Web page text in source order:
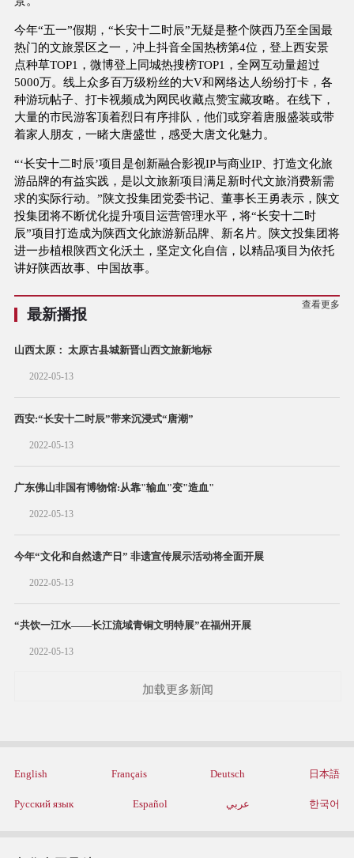
今年“五一”假期，“长安十二时辰”无疑是整个陕西乃至全国最
热门的文旅景区之一，冲上抖音全国热榜第4位，登上西安景
点种草TOP1，微博登上同城热搜榜TOP1，全网互动量超过
5000万。线上众多百万级粉丝的大V和网络达人纷纷打卡，各
种游玩帖子、打卡视频成为网民收藏点赞宝藏攻略。在线下，
大量的市民游客顶着烈日有序排队，他们或穿着唐服盛装或带
着家人朋友，一睹大唐盛世，感受大唐文化魅力。
“‘长安十二时辰’项目是创新融合影视IP与商业IP、打造文化旅
游品牌的有益实践，是以文旅新项目满足新时代文旅消费新需
求的实际行动。”陕文投集团党委书记、董事长王勇表示，陕文
投集团将不断优化提升项目运营管理水平，将“长安十二时
辰”项目打造成为陕西文化旅游新品牌、新名片。陕文投集团将
进一步植根陕西文化沃土，坚定文化自信，以精品项目为依托
讲好陕西故事、中国故事。
最新播报
查看更多
山西太原： 太原古县城新晋山西文旅新地标
2022-05-13
西安:“长安十二时辰”带来沉浸式“唐潮”
2022-05-13
广东佛山非国有博物馆:从靠"输血"变"造血"
2022-05-13
今年“文化和自然遗产日” 非遗宣传展示活动将全面开展
2022-05-13
“共饮一江水——长江流域青铜文明特展”在福州开展
2022-05-13
加载更多新闻
English Français Deutsch 日本語
Русский язык Español عربي 한국어